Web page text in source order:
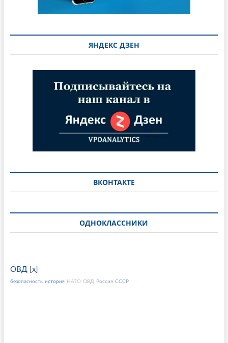
ЯНДЕКС ДЗЕН
ВКОНТАКТЕ
ОДНОКЛАССНИКИ
ОВД[ x]
безопасность история НАТО ОВД Россия СССР